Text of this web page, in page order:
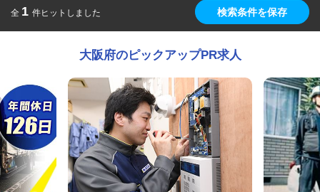
全 1 件ヒットしました 検索条件を保存
大阪府のピックアップPR求人